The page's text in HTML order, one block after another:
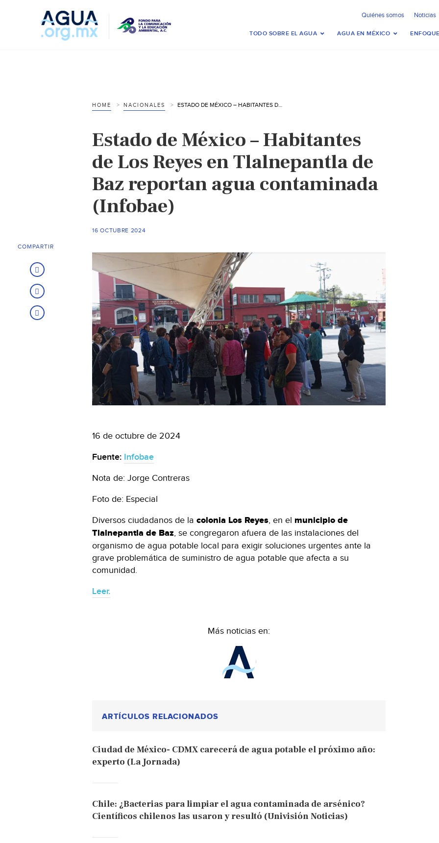
Quiénes somos Noticias
TODO SOBRE EL AGUA AGUA EN MÉXICO
HOME NACIONALES ESTADO DE MÉXICO – HABITANTES DE LOS REYES EN TLALNEPANTLA DE BAZ REPORTAN AGUA CONTAMINADA (INFOBAE)
Estado de México – Habitantes
de Los Reyes en Tlalnepantla de
Baz reportan agua contaminada
(Infobae)
16 OCTUBRE 2024
16 de octubre de 2024
Fuente: Infobae
Nota de: Jorge Contreras
Foto de: Especial
Diversos ciudadanos de la colonia Los Reyes, en el municipio de
Tlalnepantla de Baz, se congregaron afuera de las instalaciones del
organismo de agua potable local para exigir soluciones urgentes ante la
grave problemática de suministro de agua potable que afecta a su
comunidad.
Leer.
Más noticias en:
ARTÍCULOS RELACIONADOS
Ciudad de México- CDMX carecerá de agua potable el próximo año:
experto (La Jornada)
Chile: ¿Bacterias para limpiar el agua contaminada de arsénico?
Científicos chilenos las usaron y resultó (Univisión Noticias)
COMPARTIR